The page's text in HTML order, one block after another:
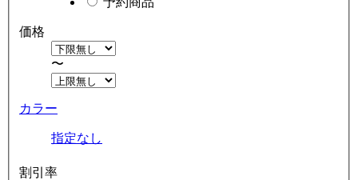
価格
〜
カラー
指定なし
割引率